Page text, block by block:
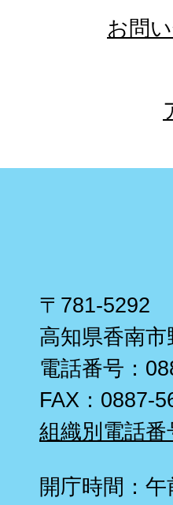
お問
〒781-5292
高知県香南
電話番号：
FAX：0887-
組織別電話番
開庁時間：